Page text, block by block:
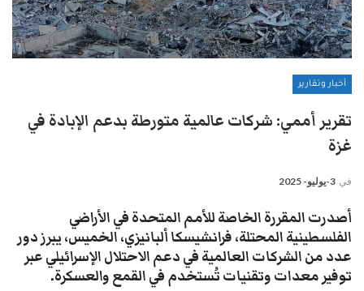
أخبار وتقارير
تقرير أممي: شركات عالمية متورطة بدعم الإبادة في
غزة
في 3-يوليو- 2025
أصدرت المقررة الخاصة للأمم المتحدة في الأراضي
الفلسطينية المحتلة، فرانشيسكا ألبانيزي، الخميس، يبرز دور
عدد من الشركات العالمية في دعم الاحتلال الإسرائيلي عبر
توفير معدات وتقنيات تُستخدم في القمع والعسكرة.